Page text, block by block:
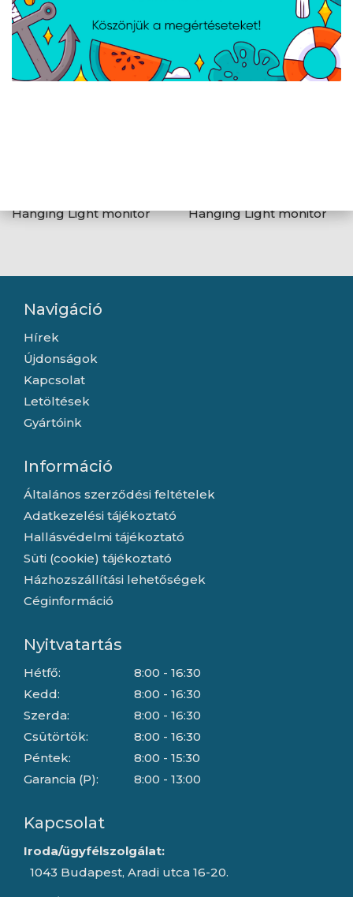
Hanging Light monitor
Hanging Light monitor
Navigáció
Hírek
Újdonságok
Kapcsolat
Letöltések
Gyártóink
Információ
Általános szerződési feltételek
Adatkezelési tájékoztató
Hallásvédelmi tájékoztató
Süti (cookie) tájékoztató
Házhozszállítási lehetőségek
Céginformáció
Nyitvatartás
Hétfő:
Kedd:
Szerda:
Csütörtök:
Péntek:
Garancia (P):
8:00 - 16:30
8:00 - 16:30
8:00 - 16:30
8:00 - 16:30
8:00 - 15:30
8:00 - 13:00
Kapcsolat
Iroda/ügyfélszolgálat:
1043 Budapest, Aradi utca 16-20.